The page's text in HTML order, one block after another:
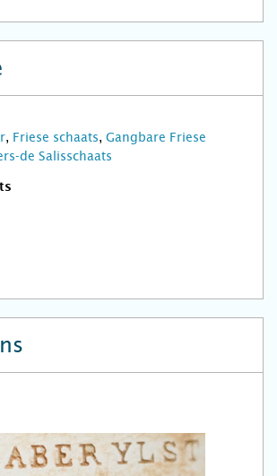
, Friese schaats, Gangbare Friese
de Salisschaats